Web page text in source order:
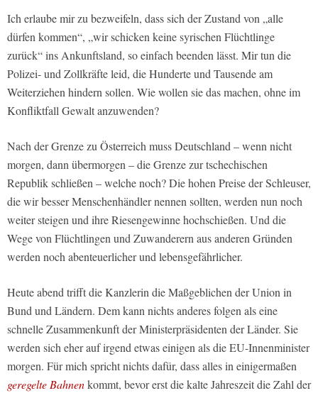
Ich erlaube mir zu bezweifeln, dass sich der Zustand von „alle
dürfen kommen“, „wir schicken keine syrischen Flüchtlinge
zurück“ ins Ankunftsland, so einfach beenden lässt. Mir tun die
Polizei- und Zollkräfte leid, die Hunderte und Tausende am
Weiterziehen hindern sollen. Wie wollen sie das machen, ohne im
Konfliktfall Gewalt anzuwenden?
Nach der Grenze zu Österreich muss Deutschland – wenn nicht
morgen, dann übermorgen – die Grenze zur tschechischen
Republik schließen – welche noch? Die hohen Preise der Schleuser,
die wir besser Menschenhändler nennen sollten, werden nun noch
weiter steigen und ihre Riesengewinne hochschießen. Und die
Wege von Flüchtlingen und Zuwanderern aus anderen Gründen
werden noch abenteuerlicher und lebensgefährlicher.
Heute abend trifft die Kanzlerin die Maßgeblichen der Union in
Bund und Ländern. Dem kann nichts anderes folgen als eine
schnelle Zusammenkunft der Ministerpräsidenten der Länder. Sie
werden sich eher auf irgend etwas einigen als die EU-Innenminister
morgen. Für mich spricht nichts dafür, dass alles in einigermaßen
geregelte Bahnenkommt, bevor erst die kalte Jahreszeit die Zahl der